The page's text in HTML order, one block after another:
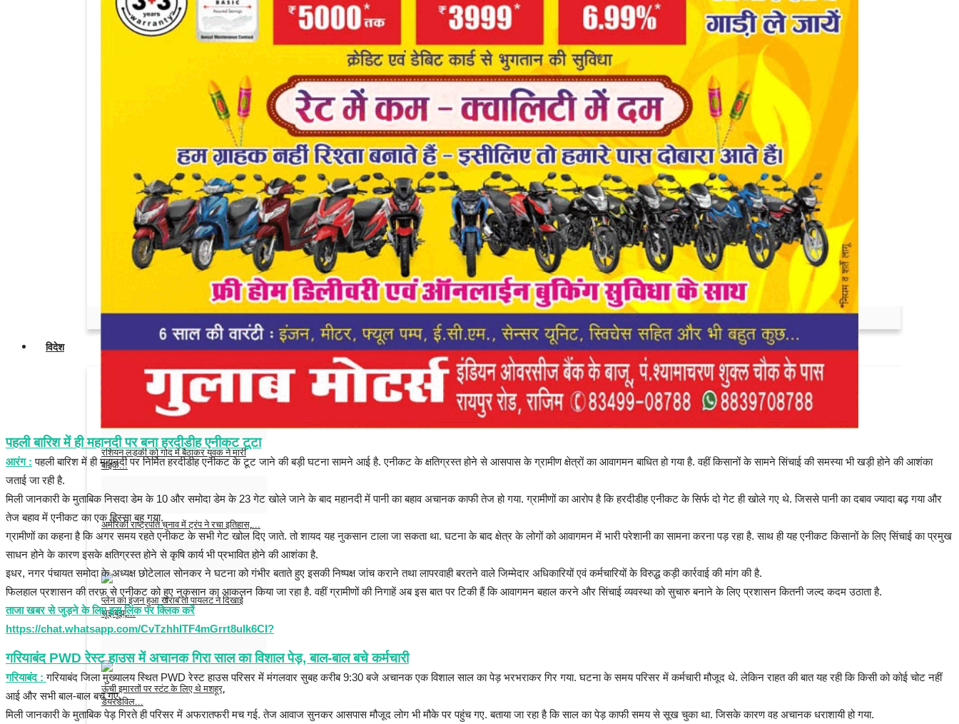
सोनम वांगचुक को जंतर-मंतर से उठाकर ले गई
पुलिस,...
दो वॉल्वो बसों में जोरदार टक्कर, कंडक्टर की मौत,...
Diesel-Petrol Price Hike In India: 2.09
Mar 20, 2026 0
ज्योतिषाचार्य अशोक खरात गिरफ्तार, पुलिस को
Mar 20, 2026 0
महाकुंभ में चर्चित हुई मोनालिसा ने परिवार के...
Admin Mar 12, 2026 0
विदेश
भाजपा विधायक त्रिभुवन राम के बेटे की रात में...
रशियन लड़की को गोद में बैठाकर युवक ने मारी
बाइक...
Admin Feb 7, 2025 0
अमेरिकी राष्ट्रपति चुनाव में ट्रंप ने रचा इतिहास,...
Admin Nov 6, 2024 0
प्लेन का इंजन हुआ खराब तो पायलट ने दिखाई
सूझबूझ,...
ऊंची इमारतों पर स्टंट के लिए थे मशहूर,
डेयरडेविल...
पहली बारिश में ही महानदी पर बना हरदीडीह एनीकट टूटा
आरंग : पहली बारिश में ही महानदी पर निर्मित हरदीडीह एनीकट के टूट जाने की बड़ी घटना सामने आई है. एनीकट के क्षतिग्रस्त होने से आसपास के ग्रामीण क्षेत्रों का आवागमन बाधित हो गया है. वहीं किसानों के सामने सिंचाई की समस्या भी खड़ी होने की आशंका
जताई जा रही है.
मिली जानकारी के मुताबिक निसदा डेम के 10 और समोदा डेम के 23 गेट खोले जाने के बाद महानदी में पानी का बहाव अचानक काफी तेज हो गया. ग्रामीणों का आरोप है कि हरदीडीह एनीकट के सिर्फ दो गेट ही खोले गए थे. जिससे पानी का दबाव ज्यादा बढ़ गया और
तेज बहाव में एनीकट का एक हिस्सा बह गया.
ग्रामीणों का कहना है कि अगर समय रहते एनीकट के सभी गेट खोल दिए जाते. तो शायद यह नुकसान टाला जा सकता था. घटना के बाद क्षेत्र के लोगों को आवागमन में भारी परेशानी का सामना करना पड़ रहा है. साथ ही यह एनीकट किसानों के लिए सिंचाई का प्रमुख
साधन होने के कारण इसके क्षतिग्रस्त होने से कृषि कार्य भी प्रभावित होने की आशंका है.
इधर, नगर पंचायत समोदा के अध्यक्ष छोटेलाल सोनकर ने घटना को गंभीर बताते हुए इसकी निष्पक्ष जांच कराने तथा लापरवाही बरतने वाले जिम्मेदार अधिकारियों एवं कर्मचारियों के विरुद्ध कड़ी कार्रवाई की मांग की है.
फिलहाल प्रशासन की तरफ़ से एनीकट को हुए नुकसान का आकलन किया जा रहा है. वहीं ग्रामीणों की निगाहें अब इस बात पर टिकी हैं कि आवागमन बहाल करने और सिंचाई व्यवस्था को सुचारु बनाने के लिए प्रशासन कितनी जल्द कदम उठाता है.
ताजा खबर से जुड़ने के लिए इस लिंक पर क्लिक करें
https://chat.whatsapp.com/CvTzhhITF4mGrrt8ulk6CI?
गरियाबंद PWD रेस्ट हाउस में अचानक गिरा साल का विशाल पेड़, बाल-बाल बचे कर्मचारी
गरियाबंद : गरियाबंद जिला मुख्यालय स्थित PWD रेस्ट हाउस परिसर में मंगलवार सुबह करीब 9:30 बजे अचानक एक विशाल साल का पेड़ भरभराकर गिर गया. घटना के समय परिसर में कर्मचारी मौजूद थे. लेकिन राहत की बात यह रही कि किसी को कोई चोट नहीं
आई और सभी बाल-बाल बच गए.
मिली जानकारी के मुताबिक पेड़ गिरते ही परिसर में अफरातफरी मच गई. तेज आवाज सुनकर आसपास मौजूद लोग भी मौके पर पहुंच गए. बताया जा रहा है कि साल का पेड़ काफी समय से सूख चुका था. जिसके कारण वह अचानक धराशायी हो गया.